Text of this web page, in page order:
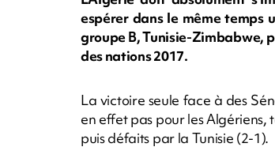
espérer dans le même temps
groupe B, Tunisie-Zimbabwe,
des nations 2017.
La victoire seule face à des
en effet pas pour les
puis défaits par la Tunisie (2-1).